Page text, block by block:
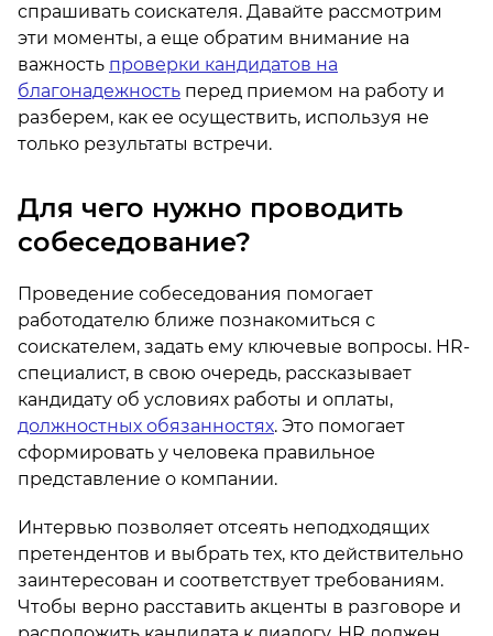
спрашивать соискателя. Давайте рассмотрим
эти моменты, а еще обратим внимание на
важность проверки кандидатов на
благонадежность перед приемом на работу и
разберем, как ее осуществить, используя не
только результаты встречи.
Для чего нужно проводить
собеседование?
Проведение собеседования помогает
работодателю ближе познакомиться с
соискателем, задать ему ключевые вопросы. HR-
специалист, в свою очередь, рассказывает
кандидату об условиях работы и оплаты,
должностных обязанностях. Это помогает
сформировать у человека правильное
представление о компании.
Интервью позволяет отсеять неподходящих
претендентов и выбрать тех, кто действительно
заинтересован и соответствует требованиям.
Чтобы верно расставить акценты в разговоре и